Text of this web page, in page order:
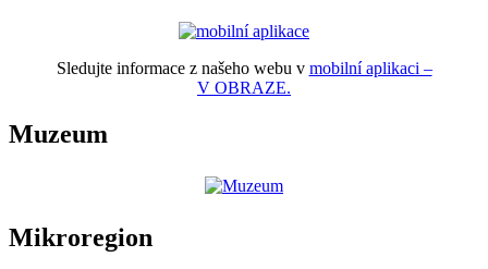
Sledujte informace z našeho webu v mobilní aplikaci –
V OBRAZE.
Muzeum
Mikroregion